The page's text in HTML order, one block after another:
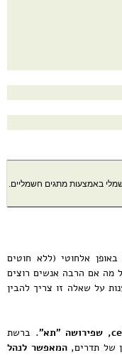
באמצעות מתגים חשמליים.
אלחוטי (ללא חוטים
מה אם הרבה אנשים רוצים
על שאלה זו צריך להבין
, שפירושה "תא". ברשת
של תדרים,המאפשר לנהל